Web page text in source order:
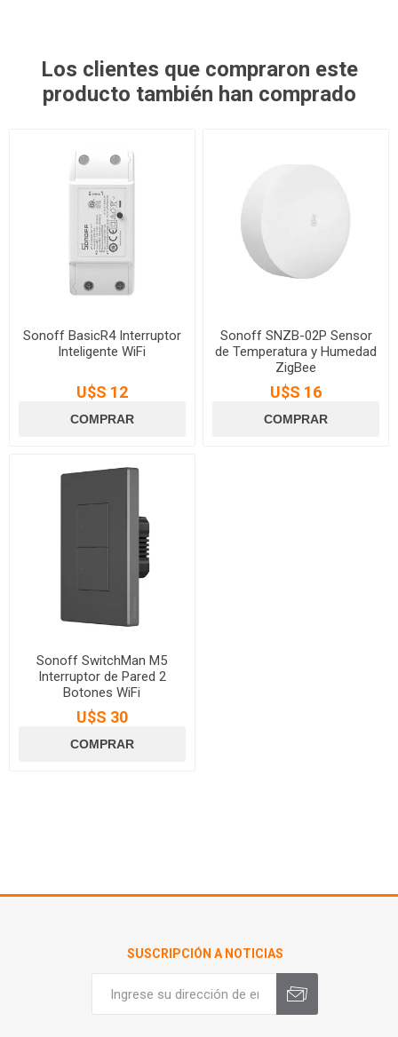
Los clientes que compraron este
producto también han comprado
Sonoff BasicR4 Interruptor
Inteligente WiFi
U$S 12
Sonoff SNZB-02P Sensor
de Temperatura y Humedad
ZigBee
U$S 16
Sonoff SwitchMan M5
Interruptor de Pared 2
Botones WiFi
U$S 30
SUSCRIPCIÓN A NOTICIAS